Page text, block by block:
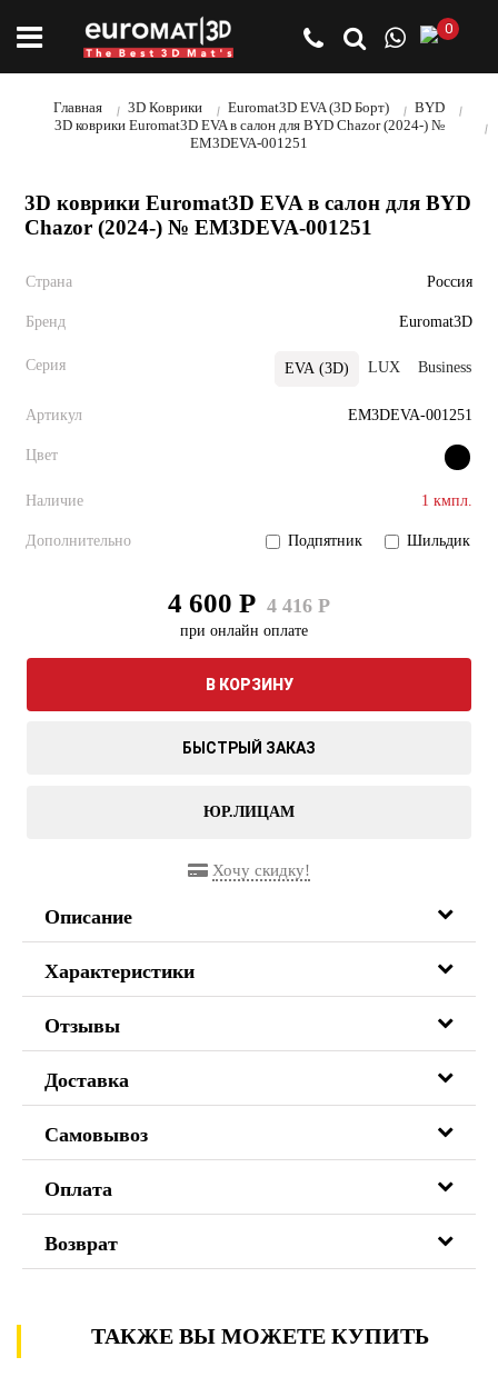
0
Главная 3D Коврики Euromat3D EVA (3D Борт)
BYD
3D коврики Euromat3D EVA в салон для BYD Chazor (2024-) №
EM3DEVA-001251
3D коврики Euromat3D EVA в салон для BYD
Chazor (2024-) № EM3DEVA-001251
Страна Россия
Бренд Euromat3D
Серия EVA (3D) LUX Business
Артикул EM3DEVA-001251
Цвет
Наличие 1 кмпл.
Дополнительно Подпятник Шильдик
4 600 Р 4 416 Р
при онлайн оплате
В КОРЗИНУ
БЫСТРЫЙ ЗАКАЗ
ЮР.ЛИЦАМ
Хочу скидку!
Описание
Характеристики
Отзывы
Доставка
Самовывоз
Оплата
Возврат
ТАКЖЕ ВЫ МОЖЕТЕ КУПИТЬ